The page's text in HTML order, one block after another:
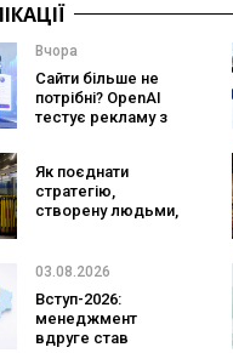
Вчора
Сайти більше не
потрібні? OpenAI
тестує рекламу з
бренду
Як поєднати
стратегію,
створену людьми,
SHOTS
03.08.2026
Вступ-2026:
менеджмент
вдруге став